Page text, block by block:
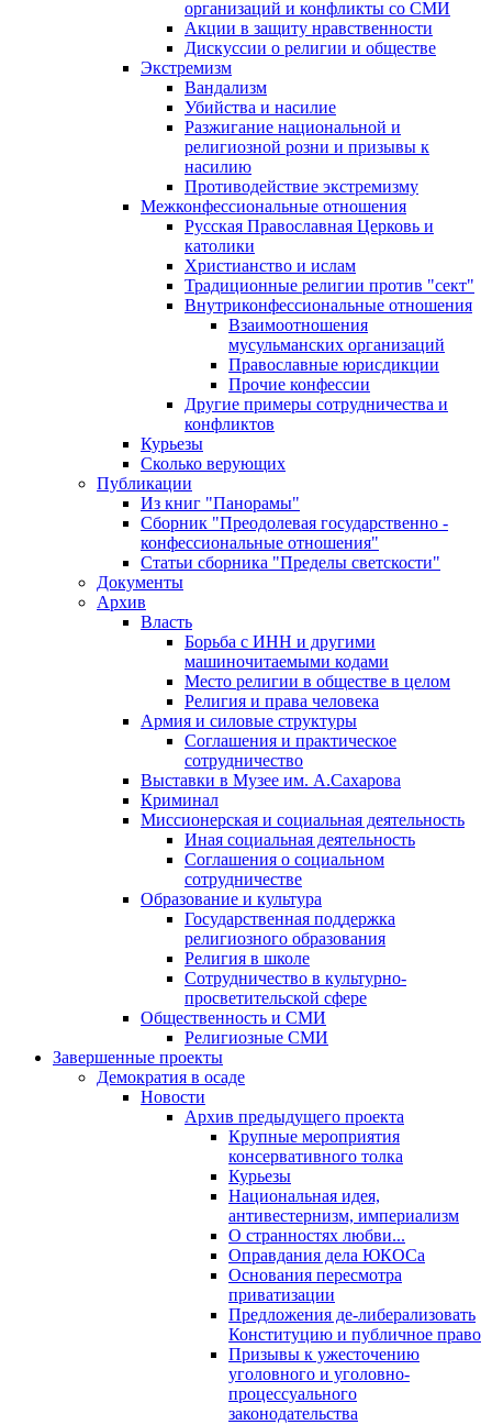
организаций и конфликты со СМИ
Акции в защиту нравственности
Дискуссии о религии и обществе
Экстремизм
Вандализм
Убийства и насилие
Разжигание национальной и
религиозной розни и призывы к
насилию
Противодействие экстремизму
Межконфессиональные отношения
Русская Православная Церковь и
католики
Христианство и ислам
Традиционные религии против "сект"
Внутриконфессиональные отношения
Взаимоотношения
мусульманских организаций
Православные юрисдикции
Прочие конфессии
Другие примеры сотрудничества и
конфликтов
Курьезы
Сколько верующих
Публикации
Из книг "Панорамы"
Сборник "Преодолевая государственно -
конфессиональные отношения"
Статьи сборника "Пределы светскости"
Документы
Архив
Власть
Борьба с ИНН и другими
машиночитаемыми кодами
Место религии в обществе в целом
Религия и права человека
Армия и силовые структуры
Соглашения и практическое
сотрудничество
Выставки в Музее им. А.Сахарова
Криминал
Миссионерская и социальная деятельность
Иная социальная деятельность
Соглашения о социальном
сотрудничестве
Образование и культура
Государственная поддержка
религиозного образования
Религия в школе
Сотрудничество в культурно-
просветительской сфере
Общественность и СМИ
Религиозные СМИ
Завершенные проекты
Демократия в осаде
Новости
Архив предыдущего проекта
Крупные мероприятия
консервативного толка
Курьезы
Национальная идея,
антивестернизм, империализм
О странностях любви...
Оправдания дела ЮКОСа
Основания пересмотра
приватизации
Предложения де-либерализовать
Конституцию и публичное право
Призывы к ужесточению
уголовного и уголовно-
процессуального
законодательства